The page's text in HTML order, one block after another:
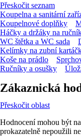
Přeskočit seznam
Koupelna a sanitární
Koupelnové doplňky
Háčky a držáky na
WC štětka a WC sada
Kelímky na zubní
Koše na prádlo
Ručníky a osušky
Zákaznická
Přeskočit oblast
Hodnocení mohou být
prokazatelně nepoužili